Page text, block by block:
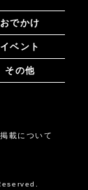
おでかけ
イベント
その他
載について